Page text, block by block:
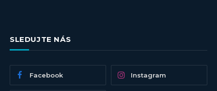
SLEDUJTE NÁS
Facebook Instagram